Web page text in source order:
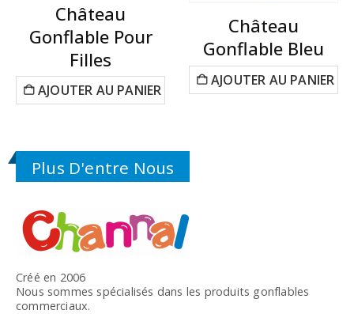
Château
Gonflable Pour
Filles
AJOUTER AU PANIER
Château
Gonflable Bleu
AJOUTER AU PANIER
Plus D'entre Nous
Créé en 2006
Nous sommes spécialisés dans les produits gonflables
commerciaux.